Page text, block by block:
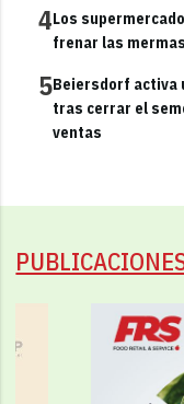
4Los
frenar las
5Beiersdorf activa
tras cerrar el
ventas